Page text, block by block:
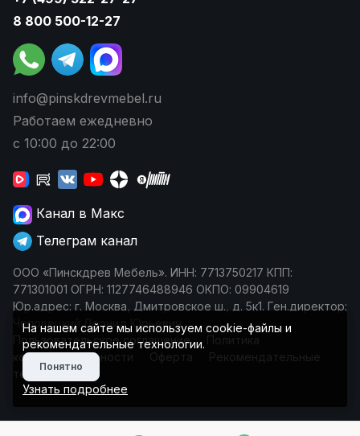
8 800 500-12-27
info@pinskdrevmebel.ru
Работаем ежедневно
с 10:00 до 22:00
Канал в Макс
Телеграм канал
ООО «Пинскдрев Мебель». ИНН: 7713750217 КПП:
771301001 ОГРН: 1127746488946 ОКПО: 09904619
Юр.адрес: г. Москва, Дмитровское ш., д. 5к1. Ген.директор:
Чеповецкий Леонид Юрьевич
Пользовательское соглашение
Политика
конфиденциальности
Оферта
Рекомендательные
технологии
На нашем сайте мы используем cookie-файлы и
рекомендательные технологии.
Понятно
Узнать подробнее